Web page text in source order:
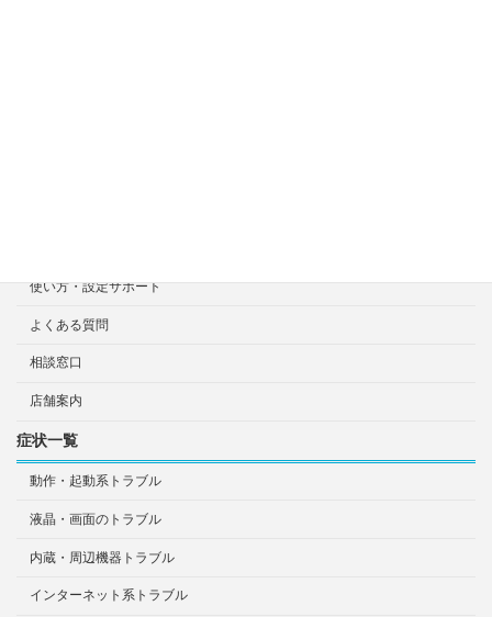
使い方・設定サポート
よくある質問
相談窓口
店舗案内
症状一覧
動作・起動系トラブル
液晶・画面のトラブル
内蔵・周辺機器トラブル
インターネット系トラブル